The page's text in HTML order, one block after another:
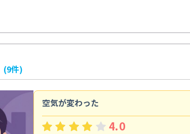
(9件)
空気が変わった
4.0